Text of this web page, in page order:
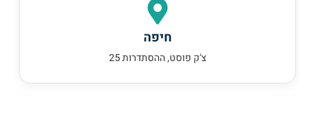
חיפה
צ'ק פוסט, ההסתדרות 25